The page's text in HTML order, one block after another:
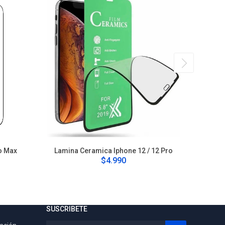
Max Lamina Ceramica Iphone 12 / 12 Pro
$4.990
SUSCRIBETE